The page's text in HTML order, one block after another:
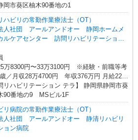
ーダー（5〜6名のセラピス
ねる役職）／月収34万6460円 年収456万
27万7560円+業績給1.5万円+退職前払金1
円+役職手当2万円+住宅手当2万円 35歳・
ィネーター（20名程のセラピストを束ねる
+業績給1.5万円+退職前払金1万6100円+役
5万円+住宅手当1万円
岡市葵区柚木90番地の1
ハビリの常勤作業療法士（OT）
人社団 アールアンドオー 静岡ホームメ
ルケアセンター 訪問リハビリテーショ
万8300円〜33万3100円 ※経験・前職等考
円+業績給1.5万円+退職前払金1万1500円+住
ダー（5〜6名のセラピス
ねる役職）／月収34万6460円 年収456万
27万7560円+業績給1.5万円+退職前払金1
円+役職手当2万円+住宅手当2万円 35歳・
ィネーター（20名程のセラピストを束ねる
リハビリテーション テラ】 静岡県静岡市葵
90番地の9 MSビル1F
リ病院の常勤作業療法士（OT）
人社団 アールアンドオー 静清リハビリ
ョン病院